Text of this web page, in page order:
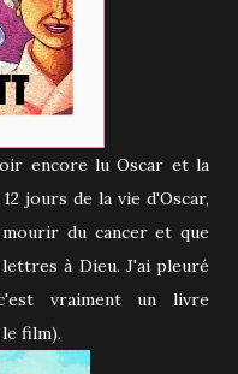
encore lu Oscar et la
jours de la vie d'Oscar,
du cancer et que
à Dieu. J'ai pleuré
vraiment un livre
film).